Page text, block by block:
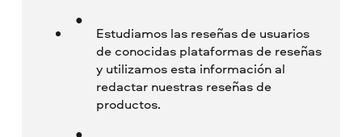
Estudiamos las reseñas de usuarios
de conocidas plataformas de reseñas
y utilizamos esta información al
redactar nuestras reseñas de
productos.